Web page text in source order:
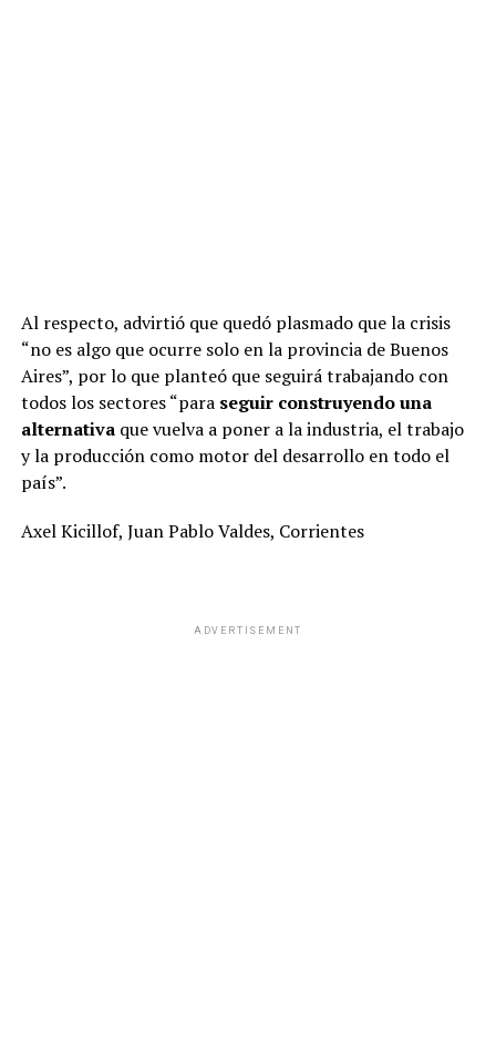
Al respecto, advirtió que quedó plasmado que la crisis
“no es algo que ocurre solo en la provincia de Buenos
Aires”, por lo que planteó que seguirá trabajando con
todos los sectores “para seguir construyendo una
alternativaque vuelva a poner a la industria, el trabajo
y la producción como motor del desarrollo en todo el
país”.
Axel Kicillof, Juan Pablo Valdes, Corrientes
ADVERTISEMENT